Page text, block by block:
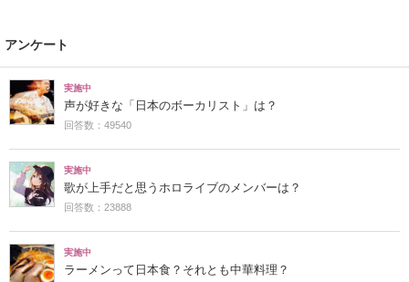
アンケート
実施中
声が好きな「日本のボーカリスト」は？
回答数：49540
実施中
歌が上手だと思うホロライブのメンバーは？
回答数：23888
実施中
ラーメンって日本食？それとも中華料理？